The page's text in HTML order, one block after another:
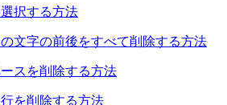
択する方法
文字の前後をすべて削除する方法
スを削除する方法
を削除する方法